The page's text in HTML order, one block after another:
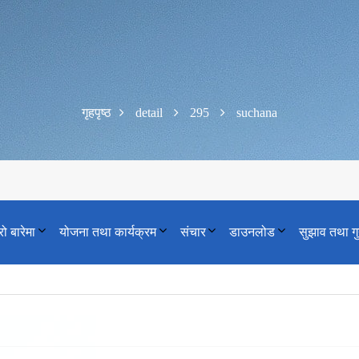
बारेमा योजना तथा कार्यक्रम संचार डाउनलोड सुझाव तथा
गृहपृष्ठ detail 295 suchana
आशयपत्र नं FEBS-081-082-